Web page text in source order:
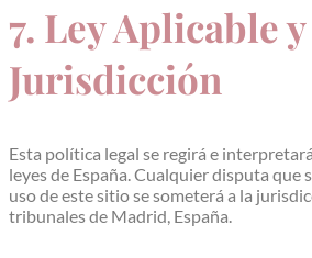
7. Ley Aplicable y
Jurisdicción
Esta política legal se regirá e
leyes de España. Cualquier disputa que
uso de este sitio se someterá a la
tribunales de Madrid, España.